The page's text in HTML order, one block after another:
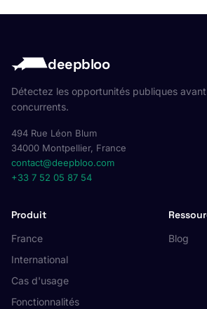
deepbloo
Détectez les opportunités publiques
concurrents.
494 Rue Léon Blum
34000 Montpellier, France
contact@deepbloo.com
+33 7 52 05 87 54
Produit
France
International
Cas d'usage
Fonctionnalités
Blog